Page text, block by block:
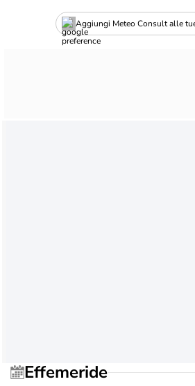
Aggiungi Meteo Consult alle
Effemeride